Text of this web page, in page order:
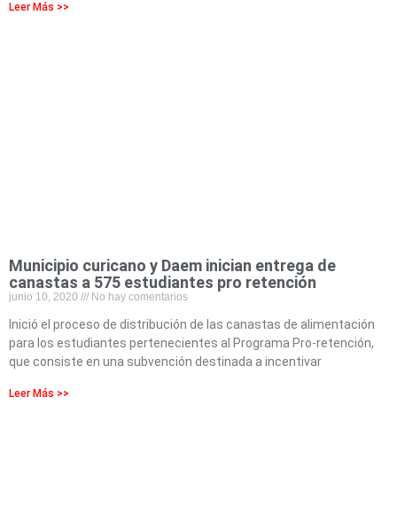
Leer Más >>
Municipio curicano y Daem inician entrega de
canastas a 575 estudiantes pro retención
junio 10, 2020 No hay comentarios
Inició el proceso de distribución de las canastas de alimentación
para los estudiantes pertenecientes al Programa Pro-retención,
que consiste en una subvención destinada a incentivar
Leer Más >>